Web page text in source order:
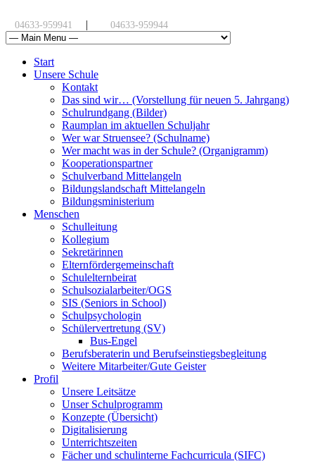
04633-959941 | 04633-959944
Start
Unsere Schule
Kontakt
Das sind wir… (Vorstellung für neuen 5. Jahrgang)
Schulrundgang (Bilder)
Raumplan im aktuellen Schuljahr
Wer war Struensee? (Schulname)
Wer macht was in der Schule? (Organigramm)
Kooperationspartner
Schulverband Mittelangeln
Bildungslandschaft Mittelangeln
Bildungsministerium
Menschen
Schulleitung
Kollegium
Sekretärinnen
Elternfördergemeinschaft
Schulelternbeirat
Schulsozialarbeiter/OGS
SIS (Seniors in School)
Schulpsychologin
Schülervertretung (SV)
Bus-Engel
Berufsberaterin und Berufseinstiegsbegleitung
Weitere Mitarbeiter/Gute Geister
Profil
Unsere Leitsätze
Unser Schulprogramm
Konzepte (Übersicht)
Digitalisierung
Unterrichtszeiten
Fächer und schulinterne Fachcurricula (SIFC)